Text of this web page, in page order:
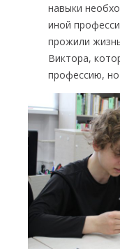
навыки
иной
прожили
Виктора,
профессию, но